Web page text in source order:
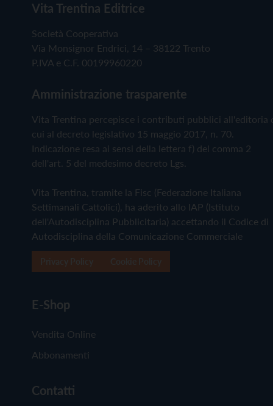
Vita Trentina Editrice
Società Cooperativa
Via Monsignor Endrici, 14 – 38122 Trento
P.IVA e C.F. 00199960220
Amministrazione trasparente
Vita Trentina percepisce i contributi pubblici all'editoria
cui al decreto legislativo 15 maggio 2017, n. 70.
Indicazione resa ai sensi della lettera f) del comma 2
dell'art. 5 del medesimo decreto Lgs.
Vita Trentina, tramite la Fisc (Federazione Italiana
Settimanali Cattolici), ha aderito allo IAP (Istituto
dell'Autodisciplina Pubblicitaria) accettando il Codice di
Autodisciplina della Comunicazione Commerciale
E-Shop
Vendita Online
Abbonamenti
Contatti